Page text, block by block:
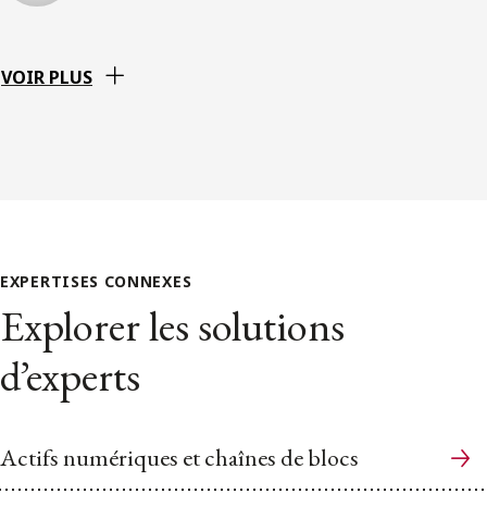
VOIR PLUS
EXPERTISES CONNEXES
Explorer les solutions
d’experts
Actifs numériques et chaînes de blocs